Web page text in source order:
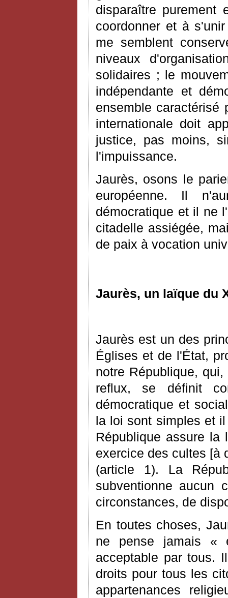
disparaître purement
coordonner et à
me semblent
niveaux
solidaires ; le
indépendante et
ensemble caractérisé
internationale doit
justice, pas moins,
l'impuissance.
Jaurès, osons le
européenne. Il
démocratique et il ne
citadelle assiégée,
de paix à vocation
Jaurès, un laïque du
Jaurès est un des
Églises et de l'État,
notre République,
reflux, se définit
démocratique et
la loi sont simples et
République assure la
exercice des cultes [à
(article 1). La
subventionne aucun
circonstances, de
En toutes choses,
ne pense jamais «
acceptable par tous.
droits pour tous les
appartenances